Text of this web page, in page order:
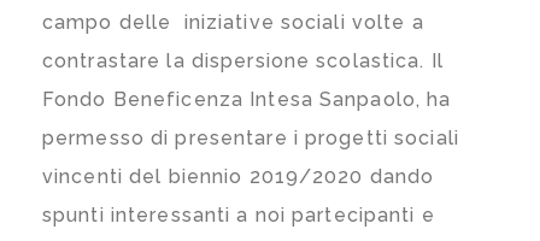
campo delle iniziative sociali volte a
contrastare la dispersione scolastica. Il
Fondo Beneficenza Intesa Sanpaolo, ha
permesso di presentare i progetti sociali
vincenti del biennio 2019/2020 dando
spunti interessanti a noi partecipanti e